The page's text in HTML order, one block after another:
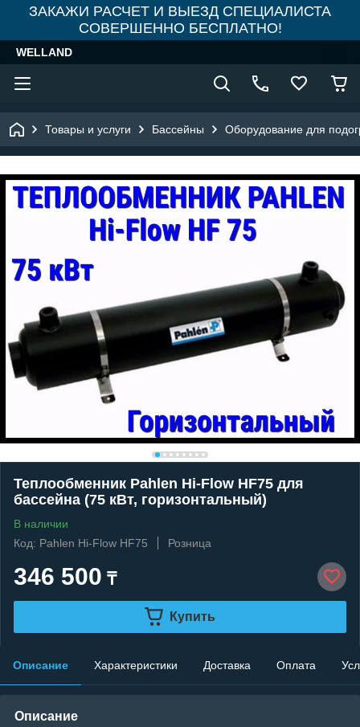
ЗАКАЖИ РАСЧЕТ И ВЫЕЗД СПЕЦИАЛИСТА
СОВЕРШЕННО БЕСПЛАТНО!
WELLAND
Товары и услуги Бассейны Оборудование для
Теплообменник Pahlen Hi-Flow HF75 для
бассейна (75 кВт, горизонтальный)
В наличии
Код: Pahlen Hi-Flow HF75
Розница
346 500 ₸
Купить
Описание Характеристики Доставка Оплата
Описание